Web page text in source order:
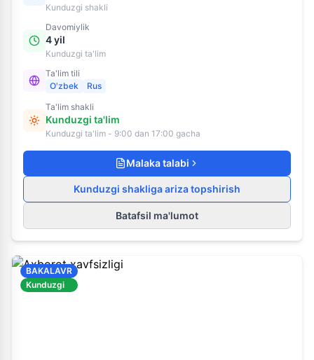
Kunduzgi shakli
Davomiylik
4 yil
Kunduzgi ta'lim
Ta'lim tili
O'zbek
Rus
Ta'lim shakli
Kunduzgi ta'lim
Kunduzgi ta'lim - 9:00 dan 17:00 gacha
Malaka talabi
Kunduzgi shakliga ariza topshirish
Batafsil ma'lumot
BAKALAVR
Kunduzgi